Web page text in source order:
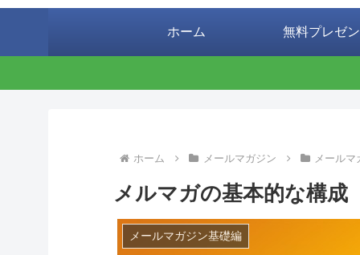
ホーム 無料プレゼ
ホーム メールマガジン メールマ
メルマガの基本的な構成
メールマガジン基礎編